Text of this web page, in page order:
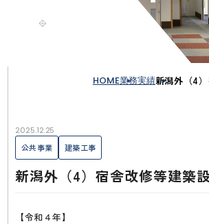
HOME業務実績新潟外（4
2025.12.25
公共事業
建築工事
新潟外（4）宿舎改修等建築
【令和４年】